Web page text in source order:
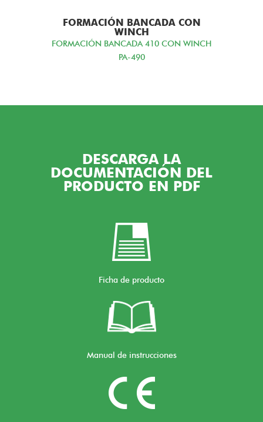
FORMACIÓN BANCADA CON
WINCH
FORMACIÓN BANCADA 410 CON WINCH
PA-490
DESCARGA LA
DOCUMENTACIÓN DEL
PRODUCTO EN PDF
Ficha de producto
Manual de instrucciones